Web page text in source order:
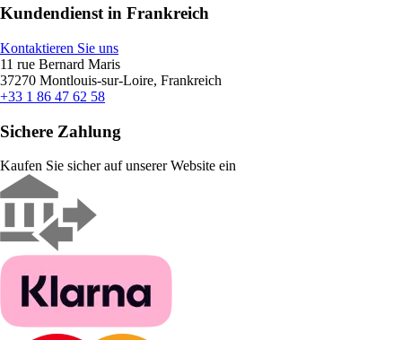
Kundendienst in Frankreich
Kontaktieren Sie uns
11 rue Bernard Maris
37270 Montlouis-sur-Loire, Frankreich
+33 1 86 47 62 58
Sichere Zahlung
Kaufen Sie sicher auf unserer Website ein